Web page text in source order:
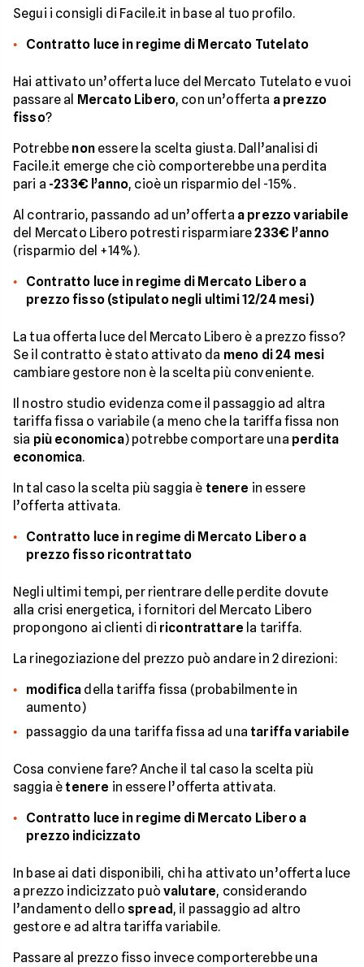
Segui i consigli di Facile.it in base al tuo profilo.
Contratto luce in regime di Mercato Tutelato
Hai attivato un’offerta luce del Mercato Tutelato e vuoi
passare al
Mercato Libero, con un’offerta a prezzo
fisso?
Potrebbe nonessere la scelta giusta. Dall’analisi di
Facile.it emerge che ciò comporterebbe una perdita
pari a -233€ l’anno, cioè un risparmio del -15%.
Al contrario, passando ad un’offerta a prezzo variabile
del Mercato Libero potresti risparmiare233€ l’anno
(risparmio del +14%).
Contratto luce in regime di Mercato Libero a
prezzo fisso (stipulato negli ultimi 12/24 mesi)
La tua offerta luce del Mercato Libero è a prezzo fisso?
Se il contratto è stato attivato da meno di 24 mesi
cambiare gestore non è la scelta più conveniente.
Il nostro studio evidenza come il passaggio ad altra
tariffa fissa o variabile (a meno che la tariffa fissa non
sia più economica) potrebbe comportare una perdita
economica.
In tal caso la scelta più saggia è tenere in essere
l’offerta attivata.
Contratto luce in regime di Mercato Libero a
prezzo fisso ricontrattato
Negli ultimi tempi, per rientrare delle perdite dovute
alla crisi energetica, i fornitori del Mercato Libero
propongono ai clienti di ricontrattare la tariffa.
La rinegoziazione del prezzo può andare in 2 direzioni:
modifica della tariffa fissa (probabilmente in
aumento)
passaggio da una tariffa fissa ad una tariffa variabile
Cosa conviene fare? Anche il tal caso la scelta più
saggia è tenere in essere l’offerta attivata.
Contratto luce in regime di Mercato Libero a
prezzo indicizzato
In base ai dati disponibili, chi ha attivato un’offerta luce
a prezzo indicizzato puòvalutare, considerando
l’andamento dello spread , il passaggio ad altro
gestore e ad altra tariffa variabile.
Passare al prezzo fisso invece comporterebbe una